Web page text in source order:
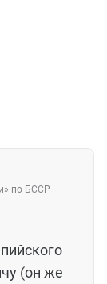
по БССР
(он же